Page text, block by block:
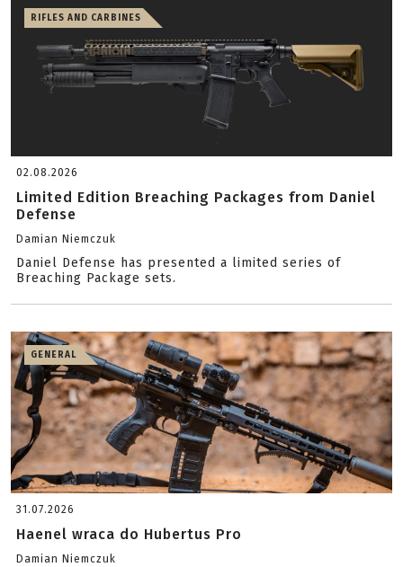
RIFLES AND CARBINES
02.08.2026
Limited Edition Breaching Packages from Daniel
Defense
Damian Niemczuk
Daniel Defense has presented a limited series of
Breaching Package sets.
GENERAL
31.07.2026
Haenel wraca do Hubertus Pro
Damian Niemczuk